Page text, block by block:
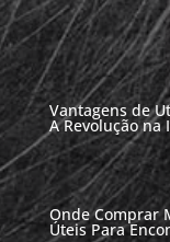
Vantagens de
A Revolução
Onde Comprar
Úteis Para